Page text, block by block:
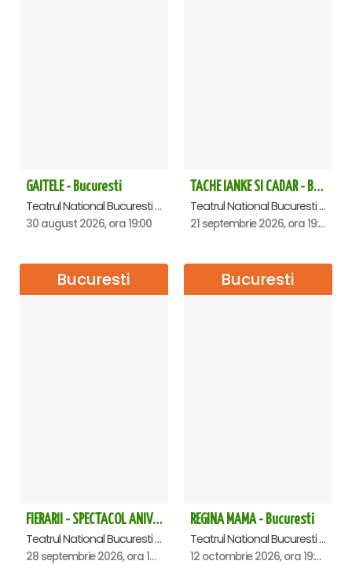
GAITELE - Bucuresti
Teatrul National Bucuresti - Sala Ion Caramitru, Bucuresti
30 august 2026, ora 19:00
TACHE IANKE SI CADAR - Bucuresti
Teatrul National Bucuresti - Sala Ion Caramitru, Bucuresti
21 septembrie 2026, ora 19:00
Bucuresti
FIERARII - SPECTACOL ANIVERSAR GEORGE MIHĂIȚĂ
Teatrul National Bucuresti - Sala Ion Caramitru, Bucuresti
28 septembrie 2026, ora 19:00
Bucuresti
REGINA MAMA - Bucuresti
Teatrul National Bucuresti - Sala Ion Caramitru, Bucuresti
12 octombrie 2026, ora 19:00